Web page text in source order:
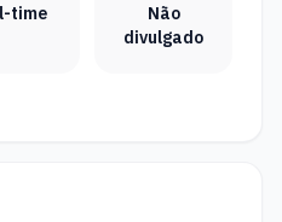
time
Não
divulgado